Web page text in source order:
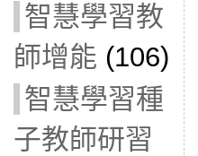
智慧學習教
師增能 (106)
智慧學習種
子教師研習